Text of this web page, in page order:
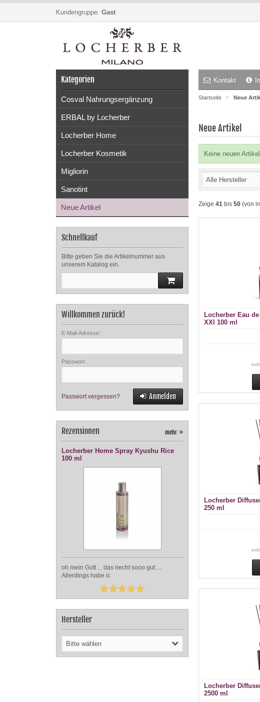
Kundengruppe: Gast
Kontakt
Startseite Neue
Neue Artikel
Keine neuen
Alle Hersteller
Zeige 41 bis 50 (von
Locherber Eau
XXI 100 ml
Locherber
250 ml
Locherber
2500 ml
Kategorien
Cosval Nahrungsergänzung
ERBAL by Locherber
Locherber Home
Locherber Kosmetik
Migliorin
Sanotint
Neue Artikel
Schnellkauf
Bitte geben Sie die Artikelnummer aus
unserem Katalog ein.
Willkommen zurück!
E-Mail-Adresse:
Passwort:
Passwort vergessen? Anmelden
Rezensionen mehr »
Locherber Home Spray Kyushu Rice
100 ml
oh mein Gott ... das riecht sooo gut ....
Allerdings habe ic
Hersteller
Bitte wählen